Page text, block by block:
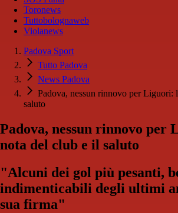
Toronews
Tuttobolognaweb
Violanews
Padova Sport
Tutto Padova
News Padova
Padova, nessun rinnovo per Liguori:
saluto
Padova, nessun rinnovo per
nota del club e il saluto
"Alcuni dei gol più pesanti,
indimenticabili degli ultimi
sua firma"